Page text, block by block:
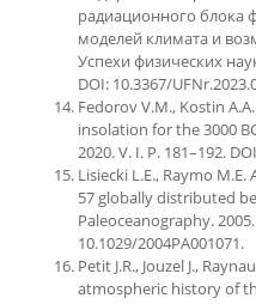
радиационного блока
моделей климата и
Успехи физических
DOI: 10.3367/
Fedorov V.M., Kostin
insolation for the 3000
2020. V. I. P. 181–192.
Lisiecki L.E., Raymo
57 globally distributed
Paleoceanography. 2005.
10.1029/2004PA001071.
Petit J.R., Jouzel J.,
atmospheric history of